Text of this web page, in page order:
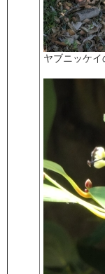
ヤブニッケイ